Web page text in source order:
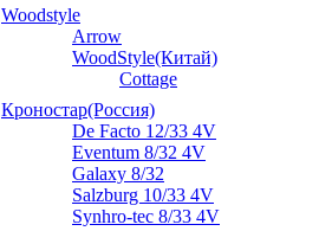
Woodstyle
Arrow
WoodStyle(Китай)
Cottage
Кроностар(Россия)
De Facto 12/33 4V
Eventum 8/32 4V
Galaxy 8/32
Salzburg 10/33 4V
Synhro-tec 8/33 4V